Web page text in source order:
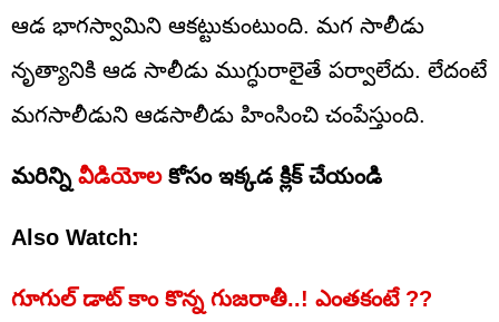
ఆడ భాగస్వామిని ఆకట్టుకుంటుంది. మగ సాలీడు
నృత్యానికి ఆడ సాలీడు ముగ్ధురాలైతే పర్వాలేదు. లేదంటే
మగసాలీడుని ఆడసాలీడు హింసించి చంపేస్తుంది.
మరిన్ని వీడియోలకోసం ఇక్కడ క్లిక్ చేయండి
Also Watch:
గూగుల్ డాట్‌ కాం కొన్న గుజరాతీ..! ఎంతకంటే ??